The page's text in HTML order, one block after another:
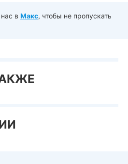
в Макс, чтобы не пропускать